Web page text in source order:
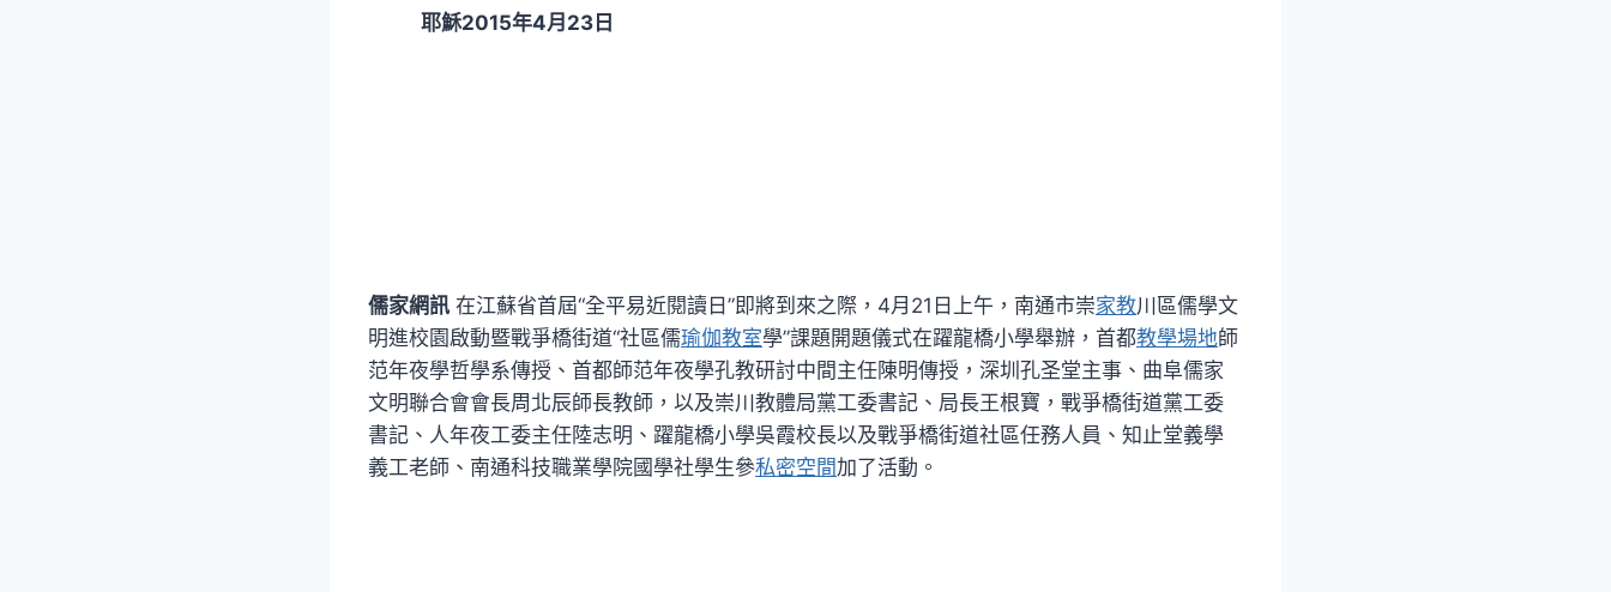
耶穌2015年4月23日
儒家網訊 在江蘇省首屆“全平易近閱讀日”即將到來之際，4月21日上午，南通市崇家教川區儒學文
明進校園啟動暨戰爭橋街道“社區儒瑜伽教室學”課題開題儀式在躍龍橋小學舉辦，首都教學場地師
范年夜學哲學系傳授、首都師范年夜學孔教研討中間主任陳明傳授，深圳孔圣堂主事、曲阜儒家
文明聯合會會長周北辰師長教師，以及崇川教體局黨工委書記、局長王根寶，戰爭橋街道黨工委
書記、人年夜工委主任陸志明、躍龍橋小學吳霞校長以及戰爭橋街道社區任務人員、知止堂義學
義工老師、南通科技職業學院國學社學生參私密空間加了活動。